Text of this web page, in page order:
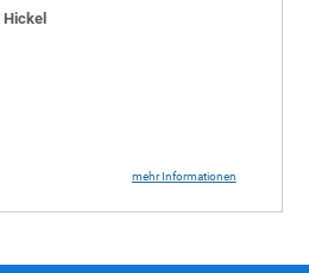
mehr Informationen
Hickel